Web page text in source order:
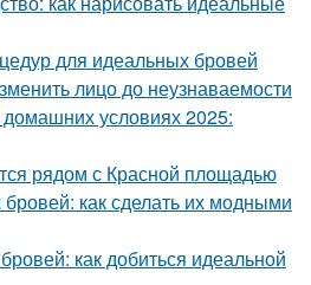
для идеальных бровей
лицо до неузнаваемости
условиях 2025:
рядом с Красной площадью
как сделать их модными
как добиться идеальной